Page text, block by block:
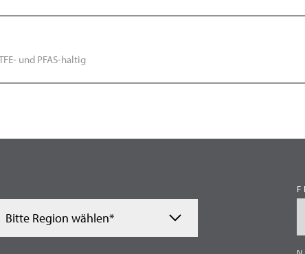
und PFAS-haltig
Bitte Region wählen*